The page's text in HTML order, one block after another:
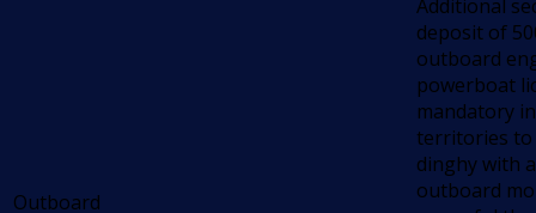
Outboard
Additional
deposit of
outboard
powerboat
mandatory
territories to
dinghy with
outboard